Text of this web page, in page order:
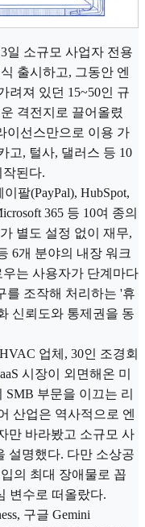
일 소규모 사업자 전용
출시하고, 그동안 엔
려져 있던 15~50인 규
격전지로 끌어올렸
이선스만으로 이용 가
고, 털사, 댈러스 등 10
된다.
팔(PayPal), HubSpot,
365 등 10여 종의
별도 설정 없이 재무,
6개 분야의 내장 워크
는 사용자가 단계마다
를 조작해 처리하는 '휴
신뢰도와 통제권을 동
업체, 30인 조경회
시장이 외면해온 미
부문을 이끄는 리
산업은 역사적으로 엔
만 바라봤고 소규모 사
설명했다. 다만 소상공
의 최대 장애물로 꼽
변수로 떠올랐다.
구글 Gemini